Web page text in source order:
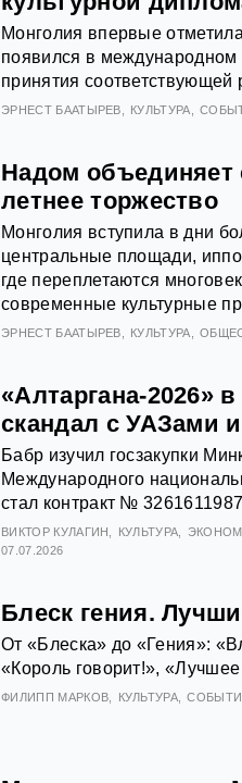
Монголия впервые
появился в международном
принятия
ЭРНЕСТ БААТЫРЕВ КУЛЬТУРА
Надом объединяет
летнее торжество
Монголия вступила в дни
центральные площади,
где переплетаются
современные культурные
ЭРНЕСТ БААТЫРЕВ КУЛЬТУРА
«Алтаргана-2026»
скандал с УАЗами
Бабр изучил госзакупки
Международного
стал контракт №
ВИКТОР КУЛАГИН КУЛЬТУРА
07.07.2026
Блеск гения.
От «Блеска» до «Гения»:
«Король говорит!»,
ФИЛИПП МАРКОВ КУЛЬТУРА